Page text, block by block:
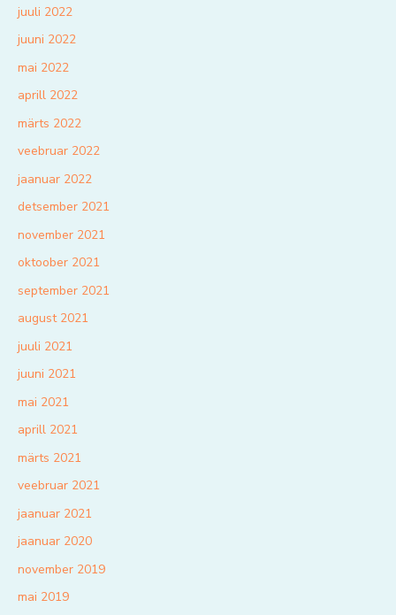
juuli 2022
juuni 2022
mai 2022
aprill 2022
märts 2022
veebruar 2022
jaanuar 2022
detsember 2021
november 2021
oktoober 2021
september 2021
august 2021
juuli 2021
juuni 2021
mai 2021
aprill 2021
märts 2021
veebruar 2021
jaanuar 2021
jaanuar 2020
november 2019
mai 2019